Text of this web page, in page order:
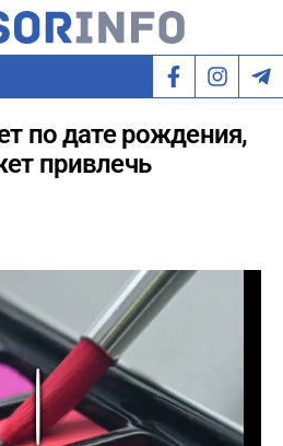
по дате рождения,
привлечь
Play